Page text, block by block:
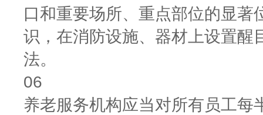
口和重要场所、重点部位的显
识，在消防设施、器材上设置醒
法。
06
养老服务机构应当对所有员工每